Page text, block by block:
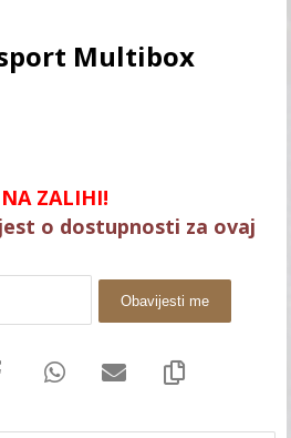
Multibox
ZALIHI!
o dostupnosti za ovaj
Obavijesti me